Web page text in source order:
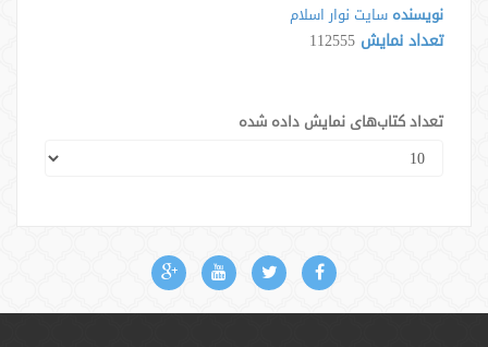
نویسنده سایت نوار اسلام
تعداد نمایش 112555
تعداد کتاب‌های نمایش داده شده